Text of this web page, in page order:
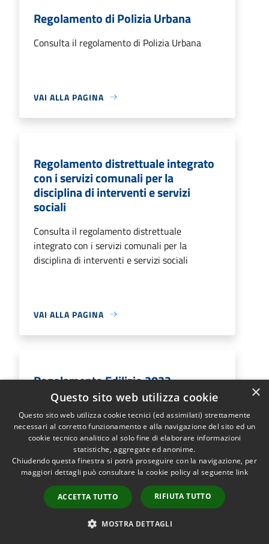
Regolamento di Polizia Urbana
Consulta il regolamento di Polizia Urbana
VAI ALLA PAGINA
Regolamento distrettuale integrato
con i servizi comunali per la
disciplina di interventi e servizi
sociali
Consulta il regolamento distrettuale
integrato con i servizi comunali per la
disciplina di interventi e servizi sociali
VAI ALLA PAGINA
Regolamento Edilizio 2022
Regolamento Edilizio approvato nel 2022
VAI ALLA PAGINA
Regolamento Fiera delle vecchie
×
Questo sito web utilizza cookie
Questo sito web utilizza cookie tecnici (ed assimilati) strettamente
necessari al corretto funzionamento e alla navigazione del sito ed un
cookie tecnico analitico al solo fine di elaborare informazioni
statistiche, aggregate ed anonime.
Chiudendo questa finestra si potrà proseguire con la navigazione, per
maggiori dettagli può consultare la cookie policy al seguente link
ACCETTA TUTTO RIFIUTA TUTTO
MOSTRA DETTAGLI